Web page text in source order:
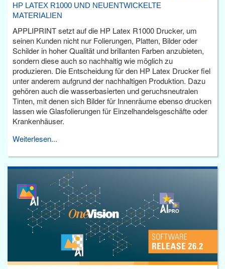
HP LATEX R1000 UND NEUENTWICKELTE
MATERIALIEN
APPLIPRINT setzt auf die HP Latex R1000 Drucker, um
seinen Kunden nicht nur Folierungen, Platten, Bilder oder
Schilder in hoher Qualität und brillanten Farben anzubieten,
sondern diese auch so nachhaltig wie möglich zu
produzieren. Die Entscheidung für den HP Latex Drucker fiel
unter anderem aufgrund der nachhaltigen Produktion. Dazu
gehören auch die wasserbasierten und geruchsneutralen
Tinten, mit denen sich Bilder für Innenräume ebenso drucken
lassen wie Glasfolierungen für Einzelhandelsgeschäfte oder
Krankenhäuser.
Weiterlesen...